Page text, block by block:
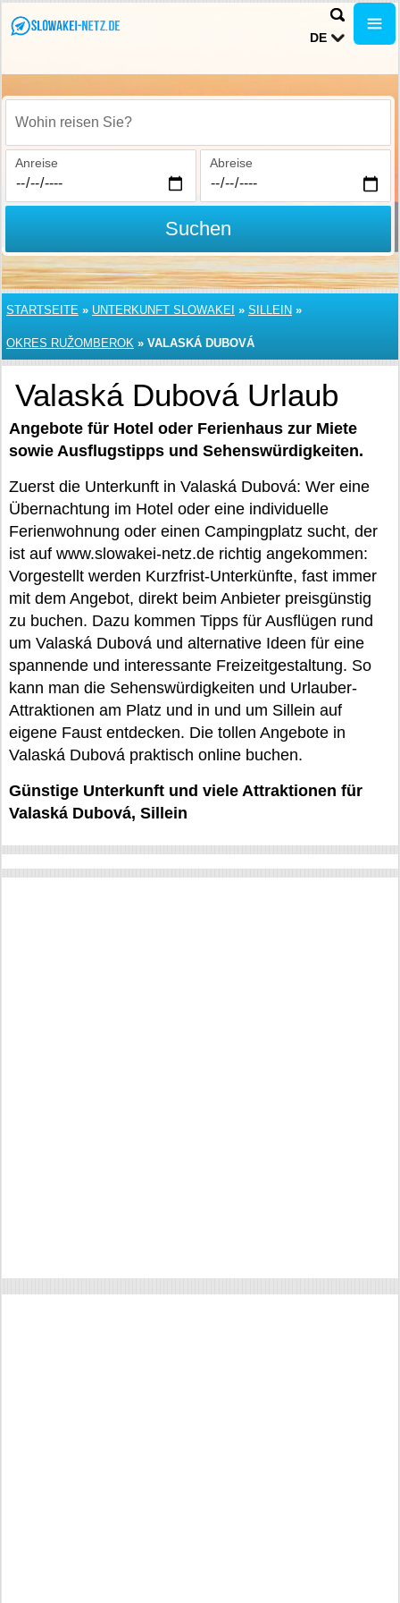
DE
Wohin reisen Sie?
Anreise Abreise
Suchen
STARTSEITE » UNTERKUNFT SLOWAKEI » SILLEIN »
OKRES RUŽOMBEROK » VALASKÁ DUBOVÁ
Valaská Dubová Urlaub
Angebote für Hotel oder Ferienhaus zur Miete
sowie Ausflugstipps und Sehenswürdigkeiten.
Zuerst die Unterkunft in Valaská Dubová: Wer eine
Übernachtung im Hotel oder eine individuelle
Ferienwohnung oder einen Campingplatz sucht, der
ist auf www.slowakei-netz.de richtig angekommen:
Vorgestellt werden Kurzfrist-Unterkünfte, fast immer
mit dem Angebot, direkt beim Anbieter preisgünstig
zu buchen. Dazu kommen Tipps für Ausflügen rund
um Valaská Dubová und alternative Ideen für eine
spannende und interessante Freizeitgestaltung. So
kann man die Sehenswürdigkeiten und Urlauber-
Attraktionen am Platz und in und um Sillein auf
eigene Faust entdecken. Die tollen Angebote in
Valaská Dubová praktisch online buchen.
Günstige Unterkunft und viele Attraktionen für
Valaská Dubová, Sillein